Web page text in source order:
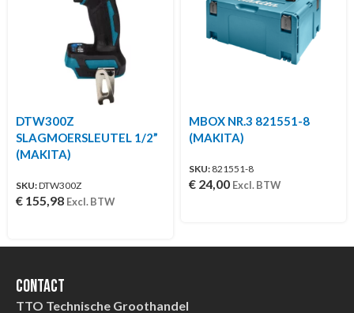
DTW300Z
SLAGMOERSLEUTEL 1/2”
(MAKITA)
SKU:DTW300Z
€ 155,98 Excl. BTW
MBOX NR.3 821551-8
(MAKITA)
SKU: 821551-8
€ 24,00 Excl. BTW
Contact
TTO Technische Groothandel